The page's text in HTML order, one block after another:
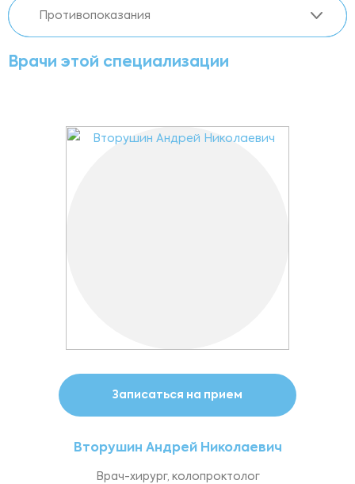
Противопоказания
Врачи этой специализации
Записаться на прием
Вторушин Андрей Николаевич
Врач-хирург, колопроктолог